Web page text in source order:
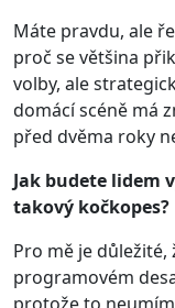
Máte pravdu, ale
proč se většina
volby, ale
domácí scéně má
před dvěma roky
Jak budete lidem
takový kočkopes?
Pro mě je důležité,
programovém